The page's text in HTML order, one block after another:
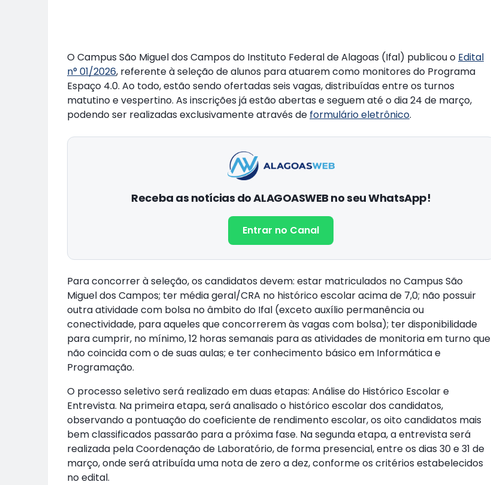
O Campus São Miguel dos Campos do Instituto Federal de Alagoas (Ifal) publicou o Edital
n° 01/2026, referente à seleção de alunos para atuarem como monitores do Programa
Espaço 4.0. Ao todo, estão sendo ofertadas seis vagas, distribuídas entre os turnos
matutino e vespertino. As inscrições já estão abertas e seguem até o dia 24 de março,
podendo ser realizadas exclusivamente através de formulário eletrônico.
Receba as notícias do ALAGOASWEB no seu WhatsApp!
Entrar no Canal
Para concorrer à seleção, os candidatos devem: estar matriculados no Campus São
Miguel dos Campos; ter média geral/CRA no histórico escolar acima de 7,0; não possuir
outra atividade com bolsa no âmbito do Ifal (exceto auxílio permanência ou
conectividade, para aqueles que concorrerem às vagas com bolsa); ter disponibilidade
para cumprir, no mínimo, 12 horas semanais para as atividades de monitoria em turno que
não coincida com o de suas aulas; e ter conhecimento básico em Informática e
Programação.
O processo seletivo será realizado em duas etapas: Análise do Histórico Escolar e
Entrevista. Na primeira etapa, será analisado o histórico escolar dos candidatos,
observando a pontuação do coeficiente de rendimento escolar, os oito candidatos mais
bem classificados passarão para a próxima fase. Na segunda etapa, a entrevista será
realizada pela Coordenação de Laboratório, de forma presencial, entre os dias 30 e 31 de
março, onde será atribuída uma nota de zero a dez, conforme os critérios estabelecidos
no edital.